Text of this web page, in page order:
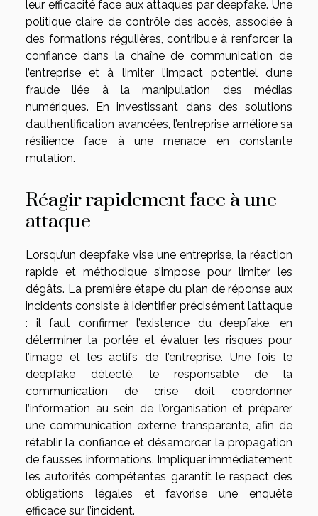
leur efficacité face aux attaques par deepfake. Une
politique claire de contrôle des accès, associée à
des formations régulières, contribue à renforcer la
confiance dans la chaîne de communication de
l’entreprise et à limiter l’impact potentiel d’une
fraude liée à la manipulation des médias
numériques. En investissant dans des solutions
d’authentification avancées, l’entreprise améliore sa
résilience face à une menace en constante
mutation.
Réagir rapidement face à une
attaque
Lorsqu’un deepfake vise une entreprise, la réaction
rapide et méthodique s’impose pour limiter les
dégâts. La première étape du plan de réponse aux
incidents consiste à identifier précisément l’attaque
: il faut confirmer l’existence du deepfake, en
déterminer la portée et évaluer les risques pour
l’image et les actifs de l’entreprise. Une fois le
deepfake détecté, le responsable de la
communication de crise doit coordonner
l’information au sein de l’organisation et préparer
une communication externe transparente, afin de
rétablir la confiance et désamorcer la propagation
de fausses informations. Impliquer immédiatement
les autorités compétentes garantit le respect des
obligations légales et favorise une enquête
efficace sur l’incident.